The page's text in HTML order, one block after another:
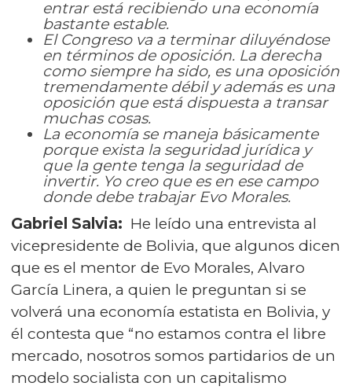
entrar está recibiendo una economía
bastante estable.
El Congreso va a terminar diluyéndose
en términos de oposición. La derecha
como siempre ha sido, es una oposición
tremendamente débil y además es una
oposición que está dispuesta a transar
muchas cosas.
La economía se maneja básicamente
porque exista la seguridad jurídica y
que la gente tenga la seguridad de
invertir. Yo creo que es en ese campo
donde debe trabajar Evo Morales.
Gabriel Salvia: He leído una entrevista al
vicepresidente de Bolivia, que algunos dicen
que es el mentor de Evo Morales, Alvaro
García Linera, a quien le preguntan si se
volverá una economía estatista en Bolivia, y
él contesta que “no estamos contra el libre
mercado, nosotros somos partidarios de un
modelo socialista con un capitalismo